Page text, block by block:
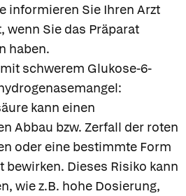
informieren Sie Ihren Arzt
wenn Sie das Präparat
haben.
schwerem Glukose-6-
kann einen
Abbau bzw. Zerfall der roten
oder eine bestimmte Form
bewirken. Dieses Risiko kann
wie z.B. hohe Dosierung,